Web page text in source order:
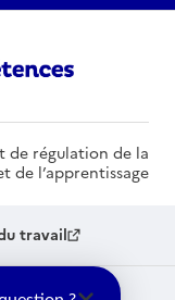
régulation de la
de l’apprentissage
travail